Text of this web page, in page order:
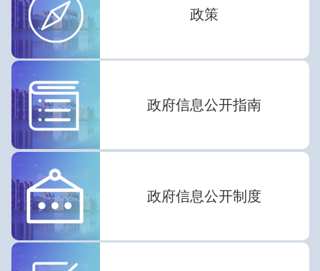
政策
政府信息公开指南
政府信息公开制度